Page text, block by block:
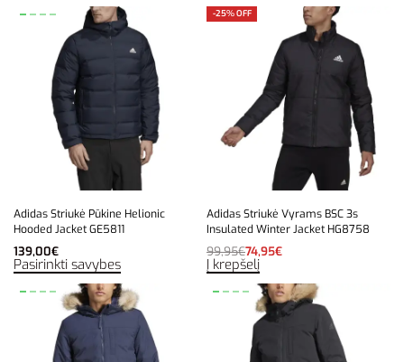
Adidas Striukė Pūkine Helionic
Hooded Jacket GE5811
139,00€
Pasirinkti savybes
-25% OFF
Adidas Striukė Vyrams BSC 3s
Insulated Winter Jacket HG8758
99,95€74,95€
Į krepšelį